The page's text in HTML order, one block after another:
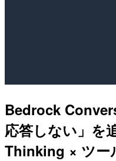
Bedrock
応答しない」を
Thinking × ツー